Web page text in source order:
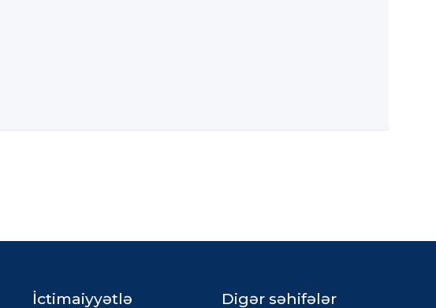
İctimaiyyətlə Digər səhifələr